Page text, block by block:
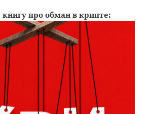
про обман в крипте: